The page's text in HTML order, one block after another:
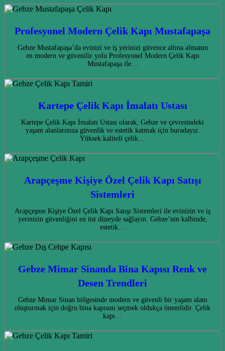
Profesyonel Modern Çelik Kapı Mustafapaşa
Gebze Mustafapaşa’da evinizi ve iş yerinizi güvence altına almanın
en modern ve güvenilir yolu Profesyonel Modern Çelik Kapı
Mustafapaşa ile…
Kartepe Çelik Kapı İmalatı Ustası
Kartepe Çelik Kapı İmalatı Ustası olarak, Gebze ve çevresindeki
yaşam alanlarınıza güvenlik ve estetik katmak için buradayız.
Yüksek kaliteli çelik…
Arapçeşme Kişiye Özel Çelik Kapı Satışı
Sistemleri
Arapçeşme Kişiye Özel Çelik Kapı Satışı Sistemleri ile evinizin ve iş
yerinizin güvenliğini en üst düzeyde sağlayın. Gebze’nin kalbinde,
estetik…
Gebze Mimar Sinanda Bina Kapısı Renk ve
Desen Trendleri
Gebze Mimar Sinan bölgesinde modern ve güvenli bir yaşam alanı
oluşturmak için doğru bina kapısını seçmek oldukça önemlidir. Çelik
kapı…